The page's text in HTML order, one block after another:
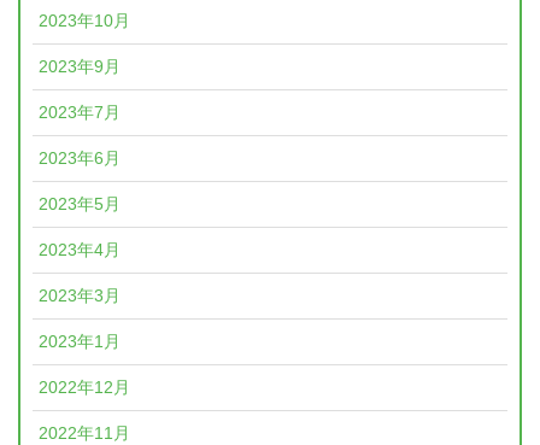
2023年10月
2023年9月
2023年7月
2023年6月
2023年5月
2023年4月
2023年3月
2023年1月
2022年12月
2022年11月